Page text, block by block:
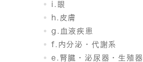
i.眼
h.皮膚
g.血液疾患
f.内分泌・代謝系
e.腎臓・泌尿器・生殖器